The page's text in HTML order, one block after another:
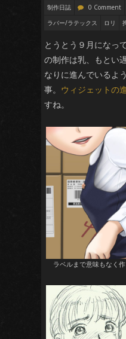
制作日誌
0 Comment
ラバー/ラテックス
ロリ
とうとう９月になっ
の制作は乳、もとい
なりに進んでいるよ
事。 ウィジェットの
すね。
ラベルまで意味もなく